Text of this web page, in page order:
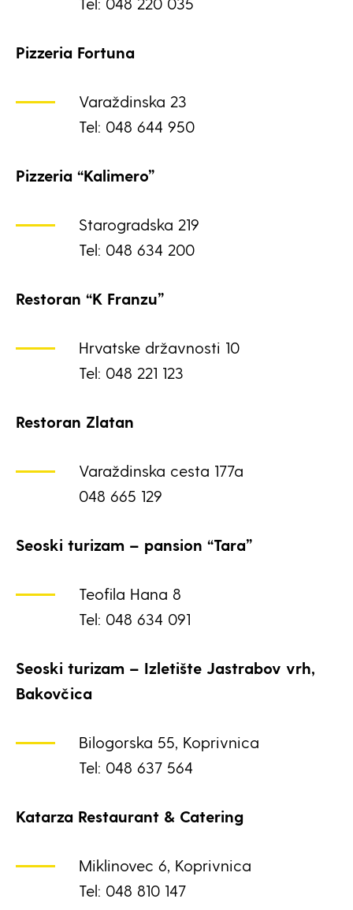
Pizzeria Fortuna
Varaždinska 23
Tel: 048 644 950
Pizzeria “Kalimero”
Starogradska 219
Tel: 048 634 200
Restoran “K Franzu”
Hrvatske državnosti 10
Tel: 048 221 123
Restoran Zlatan
Varaždinska cesta 177a
048 665 129
Seoski turizam – pansion “Tara”
Teofila Hana 8
Tel: 048 634 091
Seoski turizam – Izletište Jastrabov vrh,
Bakovčica
Bilogorska 55, Koprivnica
Tel: 048 637 564
Katarza Restaurant & Catering
Miklinovec 6, Koprivnica
Tel: 048 810 147